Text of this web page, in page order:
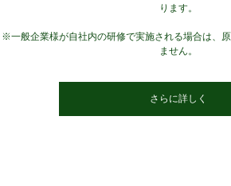
ります。
※一般企業様が自社内の研修で実施される場合は、
ません。
さらに詳しく